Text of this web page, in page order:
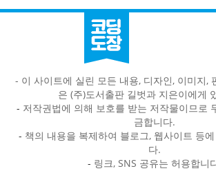
- 이 사이트에 실린 모든 내용, 디자인, 이미지,
은 (주)도서출판 길벗과 지은이에게
- 저작권법에 의해 보호를 받는 저작물이므로
금합니다.
- 책의 내용을 복제하여 블로그, 웹사이트 등
다.
- 링크, SNS 공유는 허용합니